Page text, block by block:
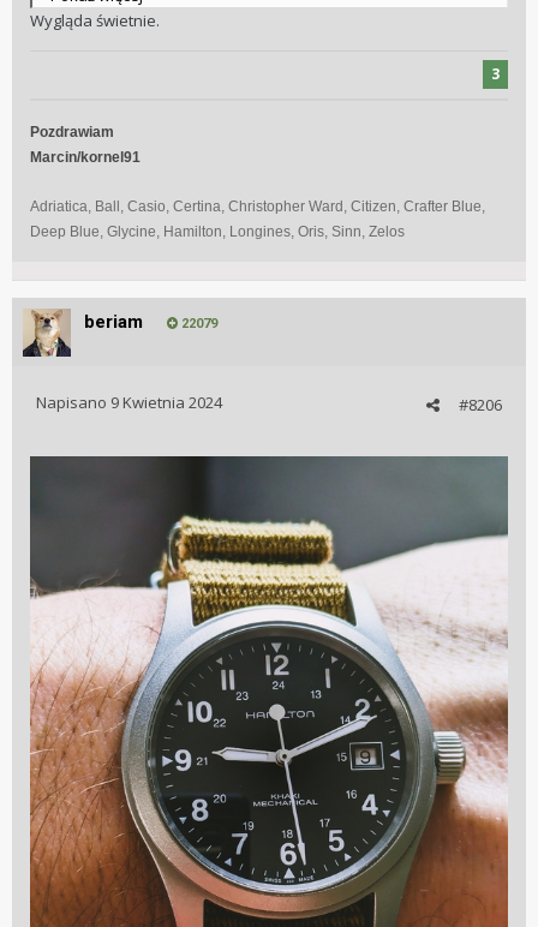
Jest solidnie wykonana i dobrze spasowana
Wygląda świetnie.
3
Pozdrawiam
Marcin/kornel91
Adriatica, Ball, Casio, Certina, Christopher Ward, Citizen, Crafter Blue,
Deep Blue, Glycine, Hamilton, Longines, Oris, Sinn, Zelos
beriam 22079
#8206
Napisano 9 Kwietnia 2024